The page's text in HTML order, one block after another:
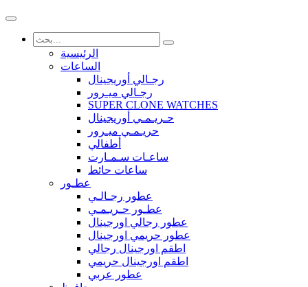
الرئيسية
الساعات
رجـالي أوريجينال
رجـالي ميـرور
SUPER CLONE WATCHES
حـريـمـي أوريجينال
حريـمـي ميـرور
أطفالي
ساعـات سـمـارت
ساعات حائط
عطـور
عطور رجـالـي
عطـور حـريـمـي
عطور رجالي اورجينال
عطور حريمي اورجينال
اطقم اورجينال رجالي
اطقم اورجينال حريمي
عطور عربي